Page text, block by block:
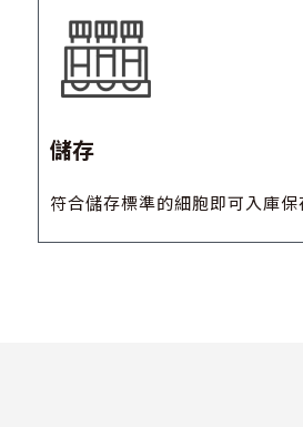
儲存
符合儲存標準的細胞即可入庫保